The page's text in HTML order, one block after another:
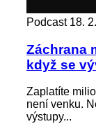
Podcast 18.
Záchrana
když se
Zaplatíte
není venku.
výstupy...